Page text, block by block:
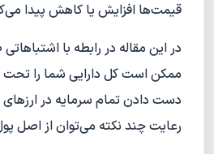
قیمت‌ها افزایش یا کاهش پیدا
در این مقاله در رابطه با
ممکن است کل دارایی شما را تحت
دست دادن تمام سرمایه در
رعایت چند نکته می‌توان از اصل